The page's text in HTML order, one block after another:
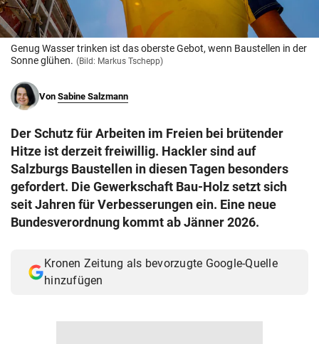
Muthgasse 2, 1190 Wien
Genug Wasser trinken ist das oberste Gebot, wenn Baustellen in der
Sonne glühen. (Bild: Markus Tschepp)
Von Sabine Salzmann
Der Schutz für Arbeiten im Freien bei brütender
Hitze ist derzeit freiwillig. Hackler sind auf
Salzburgs Baustellen in diesen Tagen besonders
gefordert. Die Gewerkschaft Bau-Holz setzt sich
seit Jahren für Verbesserungen ein. Eine neue
Bundesverordnung kommt ab Jänner 2026.
Kronen Zeitung als bevorzugte Google-Quelle
hinzufügen